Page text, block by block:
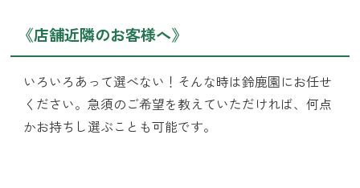
《店舗近隣のお客様へ》
いろいろあって選べない！そんな時は鈴鹿園にお任せ
ください。急須のご希望を教えていただければ、何点
かお持ちし選ぶことも可能です。